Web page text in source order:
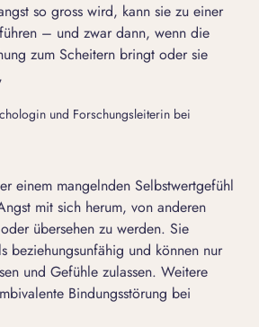
so gross wird, kann sie zu einer
– und zwar dann, wenn die
zum Scheitern bringt oder sie
und Forschungsleiterin bei
einem mangelnden Selbstwertgefühl
mit sich herum, von anderen
übersehen zu werden. Sie
beziehungsunfähig und können nur
und Gefühle zulassen. Weitere
Bindungsstörung bei